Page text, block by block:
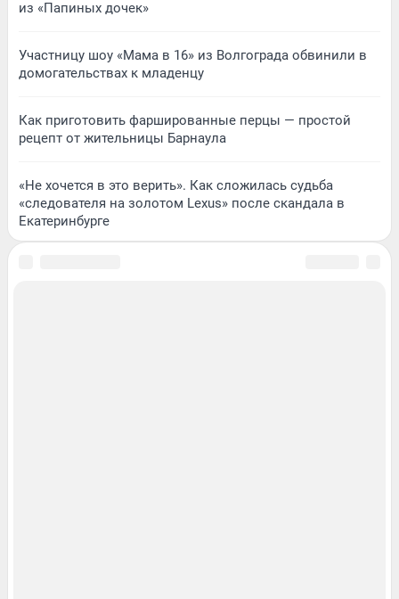
из «Папиных дочек»
Участницу шоу «Мама в 16» из Волгограда обвинили в
домогательствах к младенцу
Как приготовить фаршированные перцы — простой
рецепт от жительницы Барнаула
«Не хочется в это верить». Как сложилась судьба
«следователя на золотом Lexus» после скандала в
Екатеринбурге